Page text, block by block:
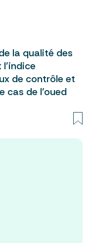
la qualité des
de contrôle et
cas de l’oued